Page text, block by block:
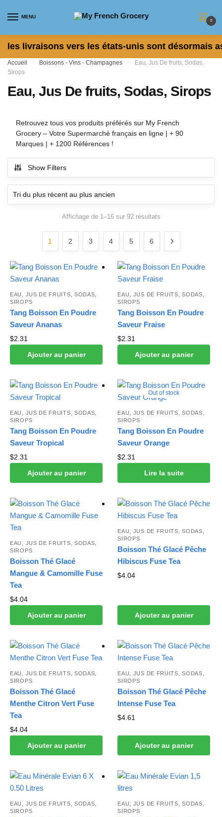
MENU
0
les livraisons vers les états-unis sont désormais
Accueil / Boissons - Vins - Champagnes /
Eau, Jus De fruits, Sodas,
Sirops
Eau, Jus De fruits, Sodas, Sirops
Retrouvez tous vos produits préférés sur My French
Grocery – Votre Supermarché français en ligne | + 90
Marques | + 1200 Références !
Show Filters
Affichage de 1–16 sur 92 résultats
1 2 3 4 5 6
EAU, JUS DE FRUITS, SODAS,
SIROPS
Tang Boisson En Poudre
Saveur Ananas
$2.31
Ajouter au panier
EAU, JUS DE FRUITS, SODAS,
SIROPS
Tang Boisson En Poudre
Saveur Fraise
$2.31
Ajouter au panier
EAU, JUS DE FRUITS, SODAS,
SIROPS
Tang Boisson En Poudre
Saveur Tropical
$2.31
Ajouter au panier
Out of stock
EAU, JUS DE FRUITS, SODAS,
SIROPS
Tang Boisson En Poudre
Saveur Orange
$2.31
Lire la suite
EAU, JUS DE FRUITS, SODAS,
SIROPS
Boisson Thé Glacé
Mangue & Camomille Fuse
Tea
$4.04
Ajouter au panier
EAU, JUS DE FRUITS, SODAS,
SIROPS
Boisson Thé Glacé Pêche
Hibiscus Fuse Tea
$4.04
Ajouter au panier
EAU, JUS DE FRUITS, SODAS,
SIROPS
Boisson Thé Glacé
Menthe Citron Vert Fuse
Tea
$4.04
Ajouter au panier
EAU, JUS DE FRUITS, SODAS,
SIROPS
Boisson Thé Glacé Pêche
Intense Fuse Tea
$4.61
Ajouter au panier
EAU, JUS DE FRUITS, SODAS,
SIROPS
EAU, JUS DE FRUITS, SODAS,
SIROPS